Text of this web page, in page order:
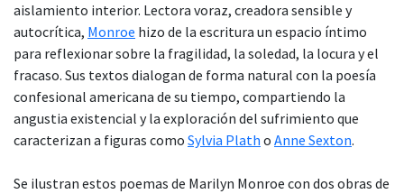
aislamiento interior. Lectora voraz, creadora sensible y
autocrítica, Monroe hizo de la escritura un espacio íntimo
para reflexionar sobre la fragilidad, la soledad, la locura y el
fracaso. Sus textos dialogan de forma natural con la poesía
confesional americana de su tiempo, compartiendo la
angustia existencial y la exploración del sufrimiento que
caracterizan a figuras como Sylvia Plath o Anne Sexton.
Se ilustran estos poemas de Marilyn Monroe con dos obras de